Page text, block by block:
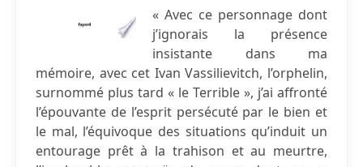
« Avec ce personnage dont
j’ignorais la présence
insistante dans ma
mémoire, avec cet Ivan Vassilievitch, l’orphelin,
surnommé plus tard « le Terrible », j’ai affronté
l’épouvante de l’esprit persécuté par le bien et
le mal, l’équivoque des situations qu’induit un
entourage prêt à la trahison et au meurtre,